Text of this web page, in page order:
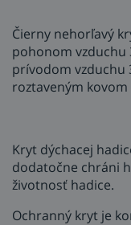
Čierny nehorľavý
pohonom vzduchu
prívodom vzduchu
roztaveným kovom
Kryt dýchacej
dodatočne chráni
životnosť hadice.
Ochranný kryt je